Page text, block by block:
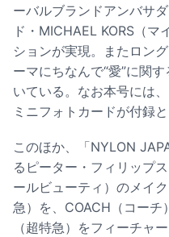
ーバルブランドアンバサ
ド・MICHAEL KORS（
ションが実現。またロン
ーマにちなんで“愛”に関
いている。なお本号には
ミニフォトカードが付録と
このほか、「NYLON
るピーター・フィリップ
ールビューティ）のメイ
急）を、COACH（コーチ
（超特急）をフィーチャ